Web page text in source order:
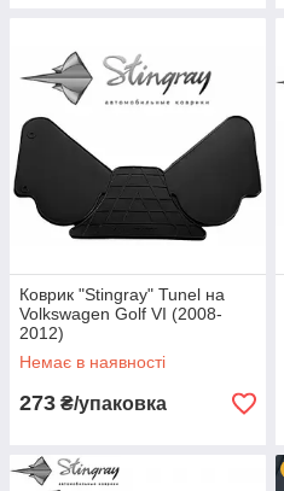
Коврик "Stingray" Tunel на
Volkswagen Golf VI (2008-
2012)
Немає в наявності
273 ₴/упаковка